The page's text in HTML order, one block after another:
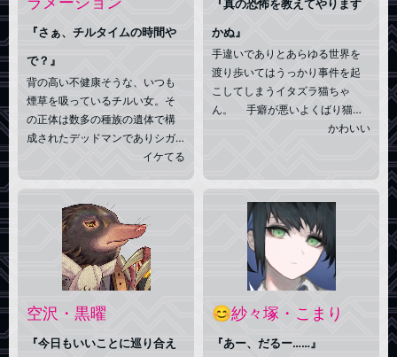
『さぁ、チルタイムの時間や
で？』
背の高い不健康そうな、いつも
煙草を吸っているチルい女。そ
の正体は数多の種族の遺体で構
成されたデッドマンでありシガ
ーアクセプターで変身せずに戦
っている。もう１人の店主のお
婆ちゃんとその孫の看板娘。大
事な存在の為に日々戦う！◆で
も１人でボーッと喫煙したりチ
ルってるのも好きな女◆気軽に
チルタイム！！って呼んでな
イケてる
『真の恐怖を教えてやります
かぬ』
手違いでありとあらゆる世界を
渡り歩いてはうっかり事件を起
こしてしまうイタズラ猫ちゃ
ん。 手癖が悪いよくばり猫で
あり、神智学に長けていながら
解き明かしたいが故に「ドクタ
ー・ユニバース」を自称する。
通称ドク、マックス、キャッツ
など。自称はぬ。語尾に「ぬ」
を付ける。階梯1だが「ケット
かわいい
空沢・黒曜
『今日もいいことに巡り合え
😊紗々塚・こまり
『あー、だるー……』